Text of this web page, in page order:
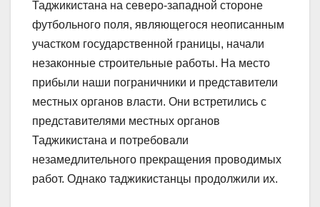
Таджикистана на северо-западной стороне
футбольного поля, являющегося неописанным
участком государственной границы, начали
незаконные строительные работы. На место
прибыли наши пограничники и представители
местных органов власти. Они встретились с
представителями местных органов
Таджикистана и потребовали
незамедлительного прекращения проводимых
работ. Однако таджикистанцы продолжили их.